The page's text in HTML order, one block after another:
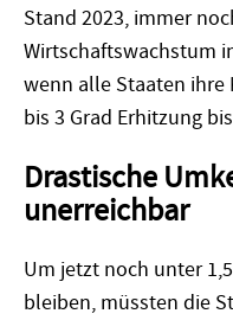
Stand 2023, immer
Wirtschaftswachstum
wenn alle Staaten ihre
bis 3 Grad Erhitzung
Drastische
unerreichbar
Um jetzt noch unter
bleiben, müssten die